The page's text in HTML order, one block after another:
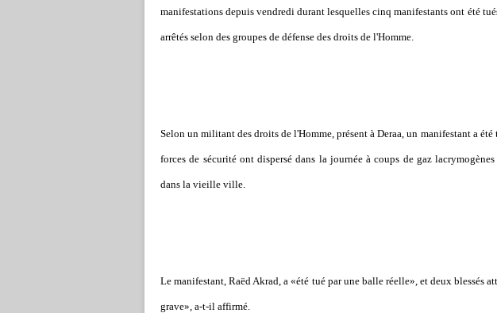
manifestations depuis vendredi durant lesquelles cinq manifestants ont été
arrêtés selon des groupes de défense des droits de l'Homme.
Selon un militant des droits de l'Homme, présent à Deraa, un manifestant a
forces de sécurité ont dispersé dans la journée à coups de gaz
dans la vieille ville.
Le manifestant, Raëd Akrad, a «été tué par une balle réelle», et deux blessés
grave», a-t-il affirmé.